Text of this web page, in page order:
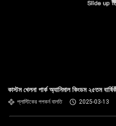
কাস্টম খেলনা পার্ক অ্যানিমাল কিংডম ২৫তম
প্লাস্টিকের পপকর্ন বালতি 2025-03-13